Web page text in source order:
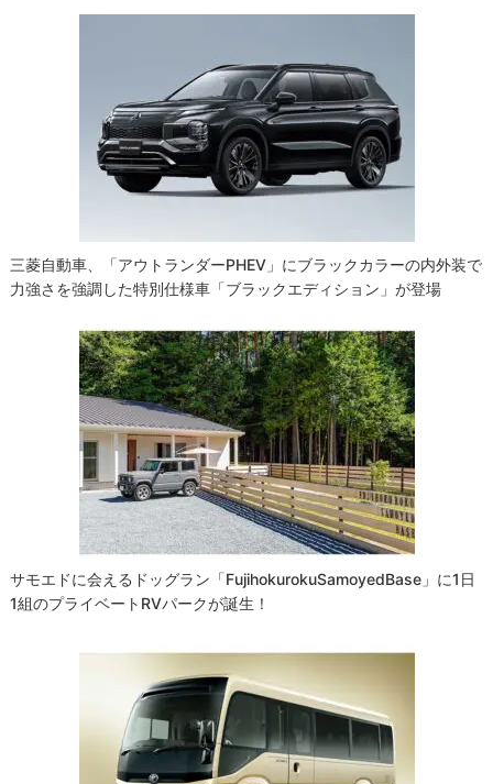
三菱自動車、「アウトランダーPHEV」にブラックカラーの内外装で
力強さを強調した特別仕様車「ブラックエディション」が登場
サモエドに会えるドッグラン「FujihokurokuSamoyedBase」に1日
1組のプライベートRVパークが誕生！